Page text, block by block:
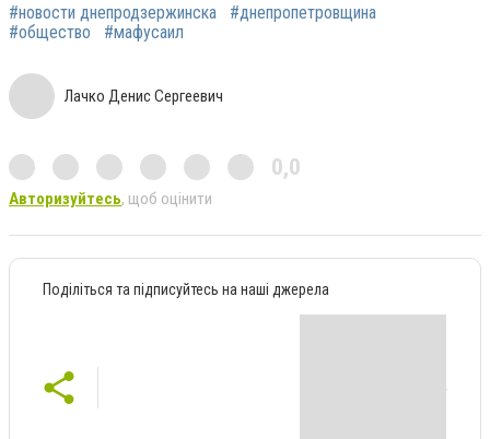
#новости днепродзержинска
#днепропетровщина
#общество
#мафусаил
Лачко Денис Сергеевич
0,0
Авторизуйтесь, щоб оцінити
Поділіться та підписуйтесь на наші джерела